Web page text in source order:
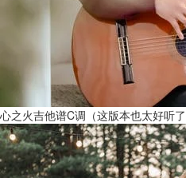
心之火吉他谱C调（这版本也太好听